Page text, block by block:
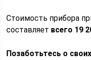
Стоимость прибора
составляет всего 19
Позаботьтесь о